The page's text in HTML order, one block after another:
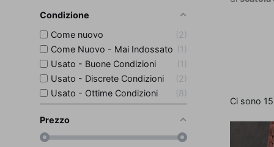
Condizione
Come nuovo
2
Come Nuovo - Mai Indossato
1
Usato - Buone Condizioni
1
Usato - Discrete Condizioni
2
Usato - Ottime Condizioni
8
Prezzo
Ci sono